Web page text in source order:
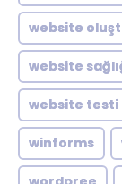
website
website
website testi
winforms